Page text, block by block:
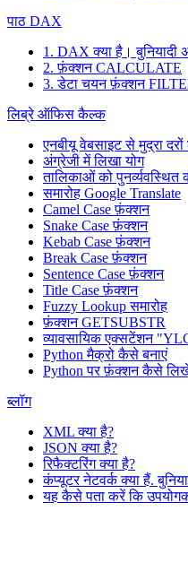
पाठ DAX
1. DAX क्या है। बुनियादी
2. फ़ंक्शन CALCULATE
3. डेटा चयन फ़ंक्शन
लिब्रे ऑफिस कैल्क
एनबीयू वेबसाइट से मुद्रा
अंग्रेजी में लिखा योग
तालिकाओं को
समारोह Google Translate
Camel Case फ़ंक्शन
Snake Case फ़ंक्शन
Kebab Case फ़ंक्शन
Break Case फ़ंक्शन
Sentence Case फ़ंक्शन
Title Case फ़ंक्शन
Fuzzy Lookupसमारोह
फ़ंक्शन GETSUBSTR
व्यावसायिक एक्सटेंशन
Python मैक्रो कैसे बनाएं
Python पर फ़ंक्शन कैसे
ब्लॉग
XML क्या है?
JSON क्या है?
रिफैक्टरिंग क्या है?
कंप्यूटर नेटवर्क क्या हैं.
यह कैसे पता करें कि